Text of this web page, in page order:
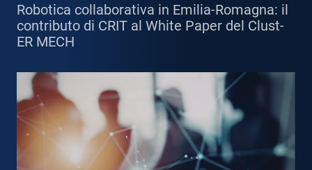
Robotica collaborativa in Emilia-Romagna: il
contributo di CRIT al White Paper del Clust-
ER MECH